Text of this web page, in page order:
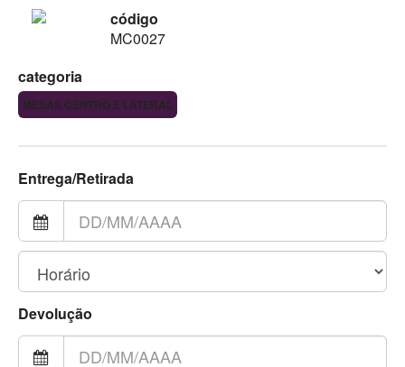
código
MC0027
categoria
MESAS CENTRO E LATERAL
Entrega/Retirada
Devolução